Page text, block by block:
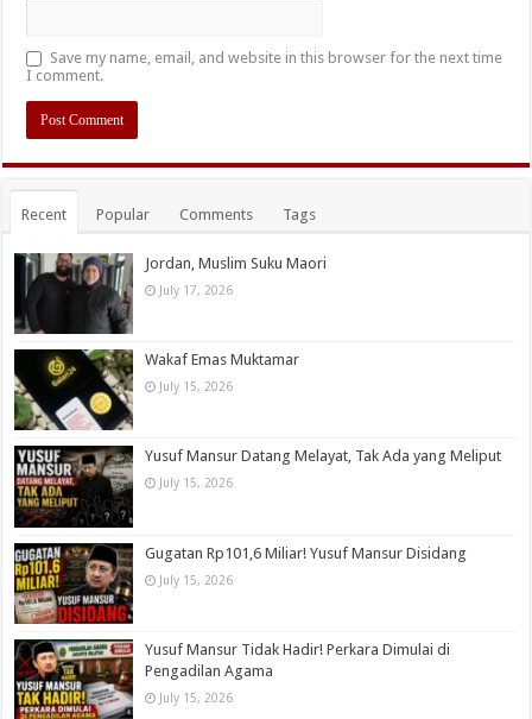
Save my name, email, and website in this browser for the next time
I comment.
Recent Popular Comments Tags
Jordan, Muslim Suku Maori
July 17, 2026
Wakaf Emas Muktamar
July 15, 2026
Yusuf Mansur Datang Melayat, Tak Ada yang Meliput
July 15, 2026
Gugatan Rp101,6 Miliar! Yusuf Mansur Disidang
July 15, 2026
Yusuf Mansur Tidak Hadir! Perkara Dimulai di
Pengadilan Agama
July 15, 2026